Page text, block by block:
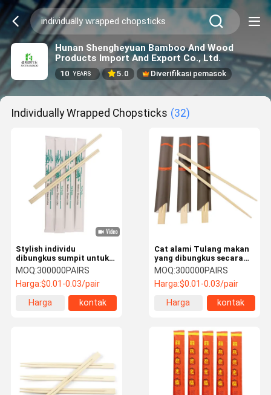
Hunan Shengheyuan Bamboo And Wood
Products Import And Export Co., Ltd.
10 YEARS 5.0 Diverifikasi pemasok
Individually Wrapped Chopsticks (32)
Stylish individu
dibungkus sumpit untuk
rumah tangga restoran
kesempatan
MOQ:300000PAIRS
Harga:$0.01-0.03/pair
Harga
kontak
Cat alami Tulang makan
yang dibungkus secara
individual Tulang makan
bambu alami yang
nyaman
MOQ:300000PAIRS
Harga:$0.01-0.03/pair
Harga
kontak